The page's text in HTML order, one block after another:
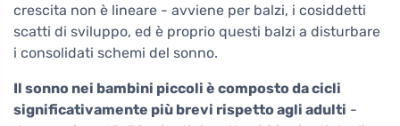
crescita non è lineare - avviene per balzi, i cosiddetti
scatti di sviluppo, ed è proprio questi balzi a disturbare
i consolidati schemi del sonno.
Il sonno nei bambini piccoli è composto da cicli
significativamente più brevi rispetto agli adulti -